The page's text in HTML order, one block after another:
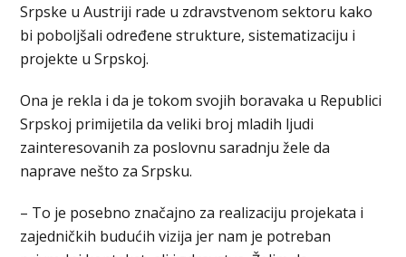
Srpske u Austriji rade u zdravstvenom sektoru kako
bi poboljšali određene strukture, sistematizaciju i
projekte u Srpskoj.
Ona je rekla i da je tokom svojih boravaka u Republici
Srpskoj primijetila da veliki broj mladih ljudi
zainteresovanih za poslovnu saradnju žele da
naprave nešto za Srpsku.
– To je posebno značajno za realizaciju projekata i
zajedničkih budućih vizija jer nam je potreban